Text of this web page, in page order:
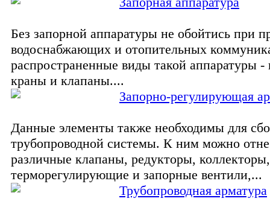
Без запорной аппаратуры не обойтись при
водоснабжающих и отопительных
распространенные виды такой аппаратуры
краны и клапаны....
Запорно-регулирующая
Данные элементы также необходимы для
трубопроводной системы. К ним можно
различные клапаны, редукторы, коллекторы,
терморегулирующие и запорные вентили,...
Трубопроводная арматура